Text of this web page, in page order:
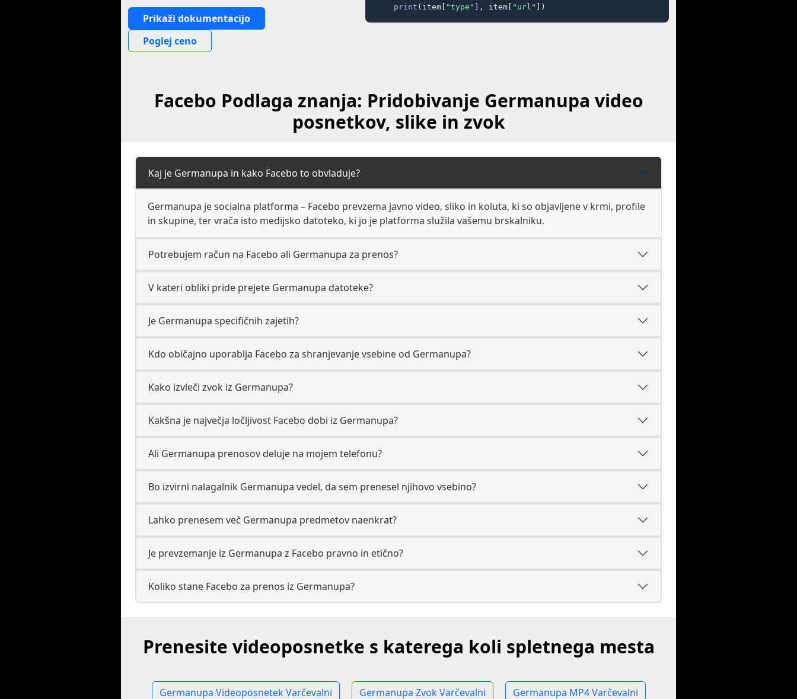
Prikaži dokumentacijo
Poglej ceno
print (item[ "type" ], item[ "url" ])
Facebo Podlaga znanja: Pridobivanje Germanupa video
posnetkov, slike in zvok
Kaj je Germanupa in kako Facebo to obvladuje?
Germanupa je socialna platforma – Facebo prevzema javno video, sliko in koluta, ki so objavljene v krmi, profile
in skupine, ter vrača isto medijsko datoteko, ki jo je platforma služila vašemu brskalniku.
Potrebujem račun na Facebo ali Germanupa za prenos?
V kateri obliki pride prejete Germanupa datoteke?
Je Germanupa specifičnih zajetih?
Kdo običajno uporablja Facebo za shranjevanje vsebine od Germanupa?
Kako izvleči zvok iz Germanupa?
Kakšna je največja ločljivost Facebo dobi iz Germanupa?
Ali Germanupa prenosov deluje na mojem telefonu?
Bo izvirni nalagalnik Germanupa vedel, da sem prenesel njihovo vsebino?
Lahko prenesem več Germanupa predmetov naenkrat?
Je prevzemanje iz Germanupa z Facebo pravno in etično?
Koliko stane Facebo za prenos iz Germanupa?
Prenesite videoposnetke s katerega koli spletnega mesta
Germanupa Videoposnetek Varčevalni Germanupa Zvok Varčevalni Germanupa MP4 Varčevalni